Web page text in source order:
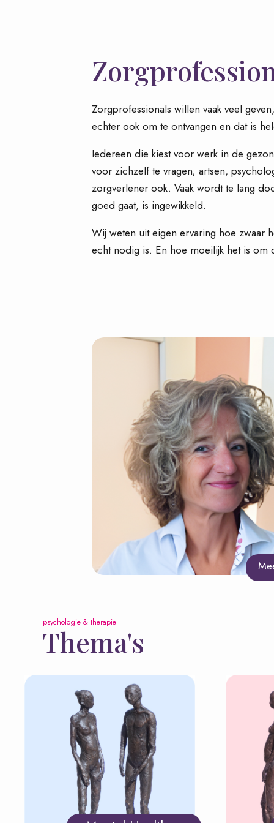
Zorgprofessionals willen vaak veel
echter ook om te ontvangen en dat is
Iedereen die kiest voor werk in de
voor zichzelf te vragen; artsen,
zorgverlener ook. Vaak wordt te lang
goed gaat, is ingewikkeld.
Wij weten uit eigen ervaring hoe zwaar
echt nodig is. En hoe moeilijk het is om
psychologie & therapie
Thema's